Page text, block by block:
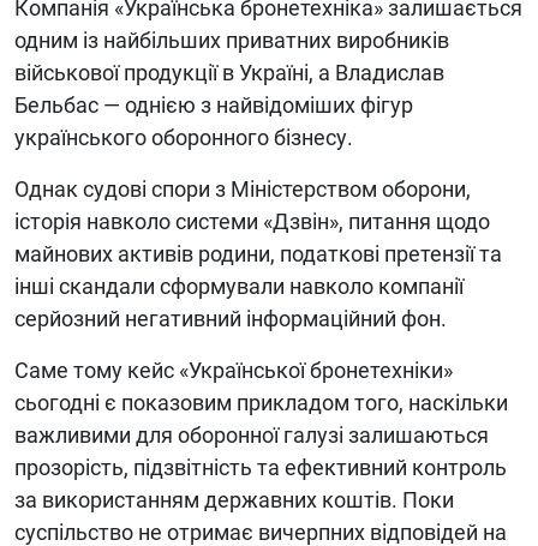
Компанія «Українська бронетехніка» залишається
одним із найбільших приватних виробників
військової продукції в Україні, а Владислав
Бельбас — однією з найвідоміших фігур
українського оборонного бізнесу.
Однак судові спори з Міністерством оборони,
історія навколо системи «Дзвін», питання щодо
майнових активів родини, податкові претензії та
інші скандали сформували навколо компанії
серйозний негативний інформаційний фон.
Саме тому кейс «Української бронетехніки»
сьогодні є показовим прикладом того, наскільки
важливими для оборонної галузі залишаються
прозорість, підзвітність та ефективний контроль
за використанням державних коштів. Поки
суспільство не отримає вичерпних відповідей на